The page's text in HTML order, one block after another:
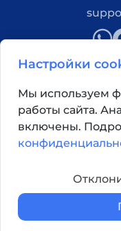
Настройки
Мы используем
работы сайта.
включены.